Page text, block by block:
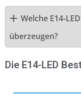
Welche E14-
überzeugen?
Die E14-LED